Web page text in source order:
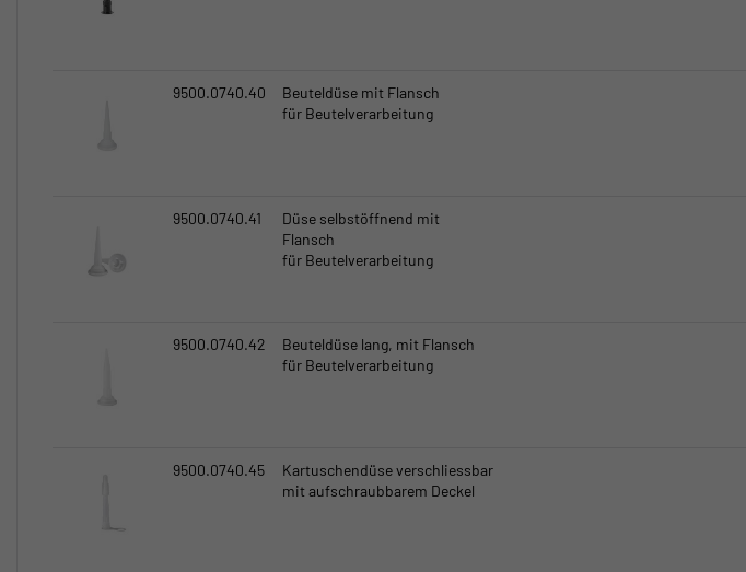
9500.0740.40
Beuteldüse mit Flansch
für Beutelverarbeitung
9500.0740.41
Düse selbstöffnend mit
Flansch
für Beutelverarbeitung
9500.0740.42
Beuteldüse lang, mit Flansch
für Beutelverarbeitung
9500.0740.45
Kartuschendüse verschliessbar
mit aufschraubbarem Deckel